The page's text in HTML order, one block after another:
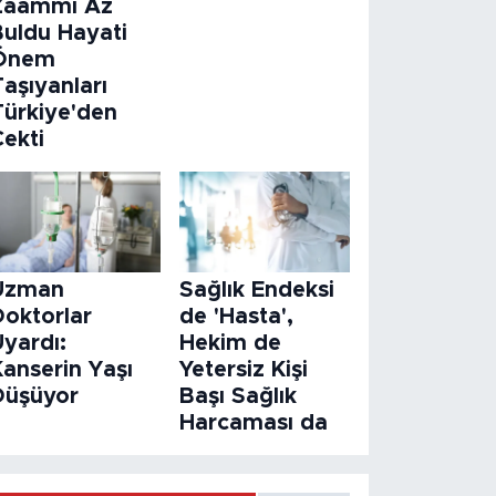
Az
Hayati
Yaşı
Sağlık Endeksi
de 'Hasta',
Hekim de
Yetersiz Kişi
Başı Sağlık
Harcaması da